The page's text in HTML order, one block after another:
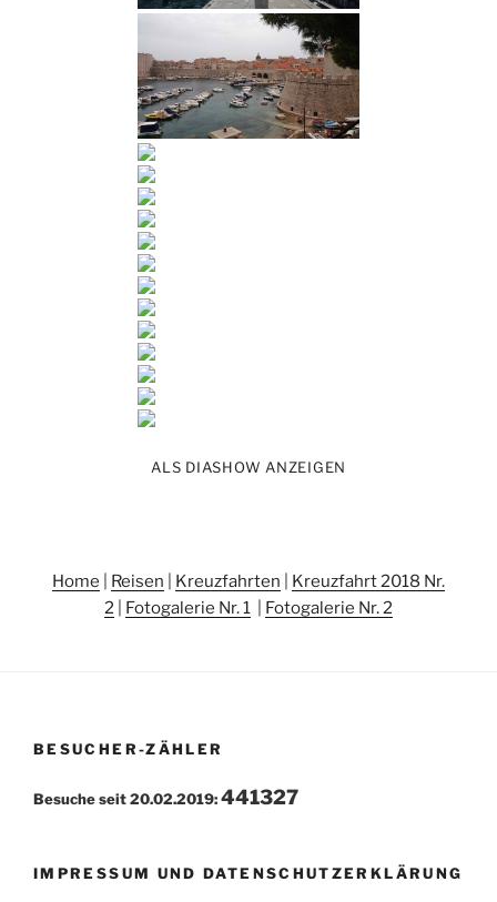
ALS DIASHOW ANZEIGEN
Home Reisen Kreuzfahrten
Kreuzfahrt 2018 Nr.
2
Fotogalerie Nr. 1 Fotogalerie Nr. 2
BESUCHER-ZÄHLER
Besuche seit 20.02.2019:441327
IMPRESSUM UND DATENSCHUTZERKLÄRUNG